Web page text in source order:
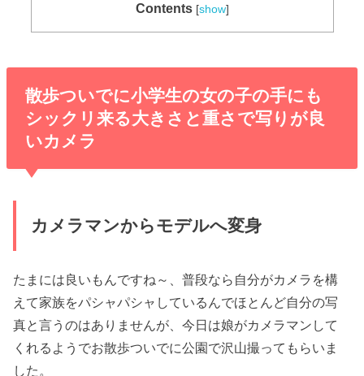
Contents [show]
散歩ついでに小学生の女の子の手にも
シックリ来る大きさと重さで写りが良
いカメラ
カメラマンからモデルへ変身
たまには良いもんですね～、普段なら自分がカメラを構
えて家族をパシャパシャしているんでほとんど自分の写
真と言うのはありませんが、今日は娘がカメラマンして
くれるようでお散歩ついでに公園で沢山撮ってもらいま
した。